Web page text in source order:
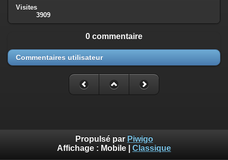
Visites
3909
0 commentaire
Commentaires utilisateur
Propulsé par Piwigo
Affichage : Mobile Classique